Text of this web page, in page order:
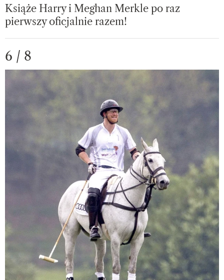
Książe Harry i Meghan Merkle po raz
pierwszy oficjalnie razem!
6 / 8